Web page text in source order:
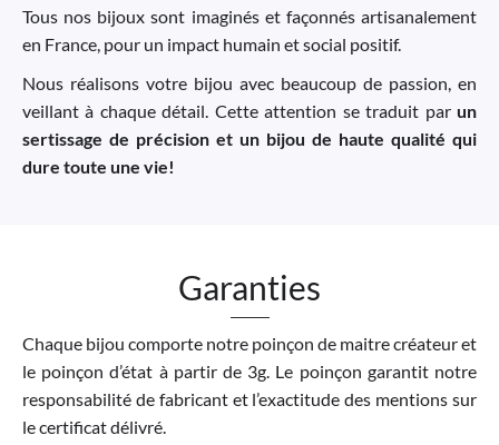
Tous nos bijoux sont imaginés et façonnés artisanalement
en France, pour un impact humain et social positif.
Nous réalisons votre bijou avec beaucoup de passion, en
veillant à chaque détail. Cette attention se traduit par un
sertissage de précision et un bijou de haute qualité qui
dure toute une vie!
Garanties
Chaque bijou comporte notre poinçon de maitre créateur et
le poinçon d’état à partir de 3g. Le poinçon garantit notre
responsabilité de fabricant et l’exactitude des mentions sur
le certificat délivré.